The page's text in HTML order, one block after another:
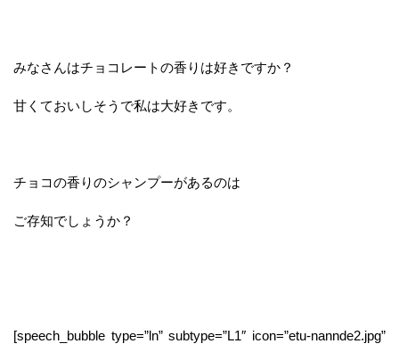
みなさんはチョコレートの香りは好きですか？
甘くておいしそうで私は大好きです。
チョコの香りのシャンプーがあるのは
ご存知でしょうか？
[speech_bubble type=”ln” subtype=”L1″ icon=”etu-nannde2.jpg”